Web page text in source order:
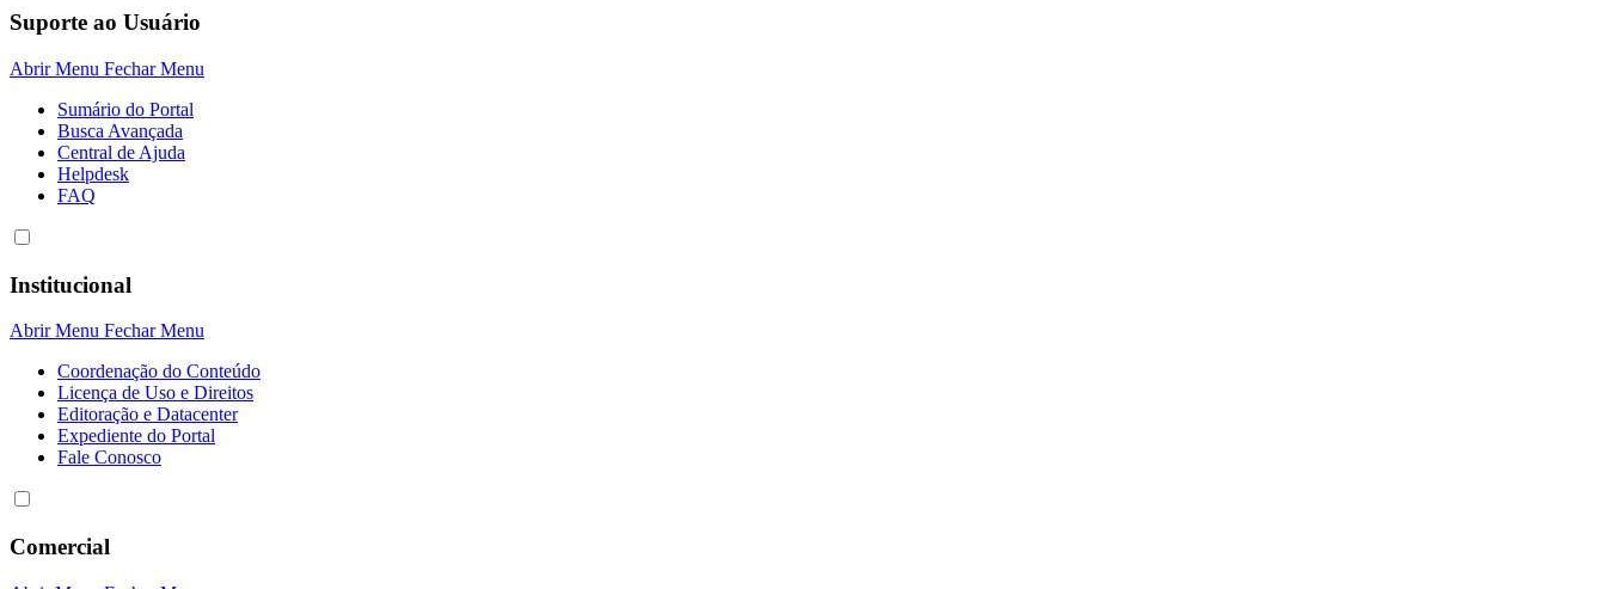
Suporte ao Usuário
Abrir Menu Fechar Menu
Sumário do Portal
Busca Avançada
Central de Ajuda
Helpdesk
FAQ
Institucional
Abrir Menu Fechar Menu
Coordenação do Conteúdo
Licença de Uso e Direitos
Editoração e Datacenter
Expediente do Portal
Fale Conosco
Comercial